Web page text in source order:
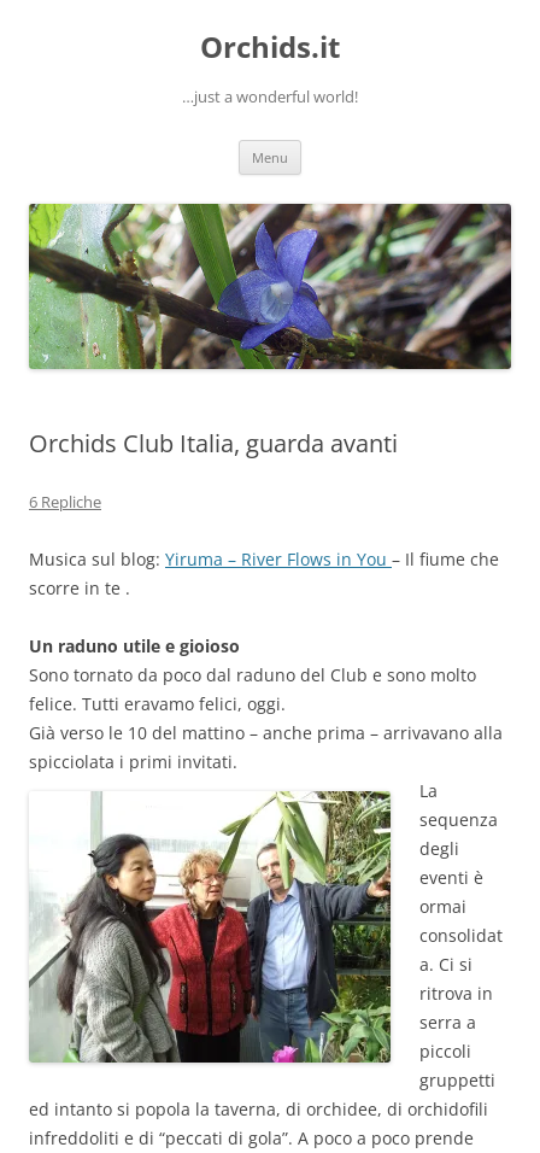
Orchids.it
…just a wonderful world!
Menu
Orchids Club Italia, guarda avanti
6 Repliche
Musica sul blog: Yiruma – River Flows in You – Il fiume che
scorre in te .
Un raduno utile e gioioso
Sono tornato da poco dal raduno del Club e sono molto
felice. Tutti eravamo felici, oggi.
Già verso le 10 del mattino – anche prima – arrivavano alla
spicciolata i primi invitati.
La
sequenza
degli
eventi è
ormai
consolidat
a. Ci si
ritrova in
serra a
piccoli
gruppetti
ed intanto si popola la taverna, di orchidee, di orchidofili
infreddoliti e di “peccati di gola”. A poco a poco prende